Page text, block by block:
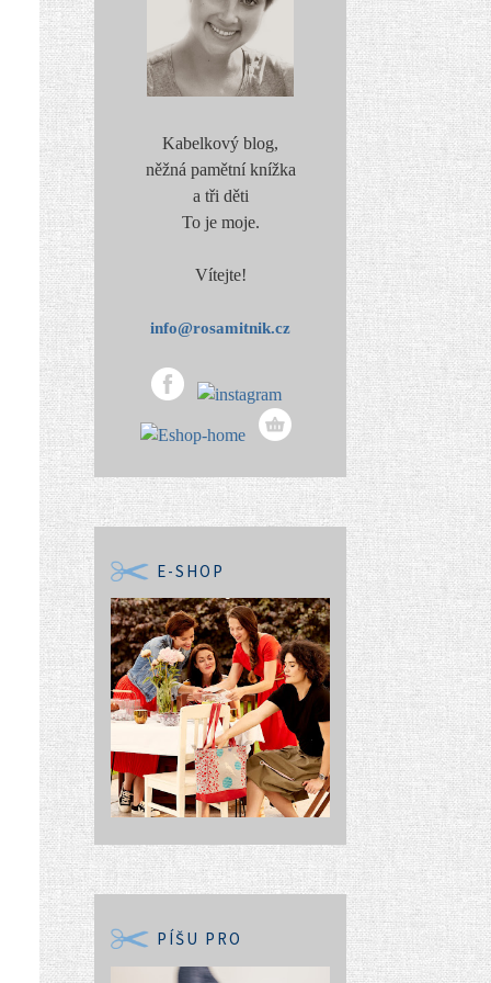
Kabelkový blog,
něžná pamětní knížka
a tři děti
To je moje.
Vítejte!
info@rosamitnik.cz
E-SHOP
PÍŠU PRO